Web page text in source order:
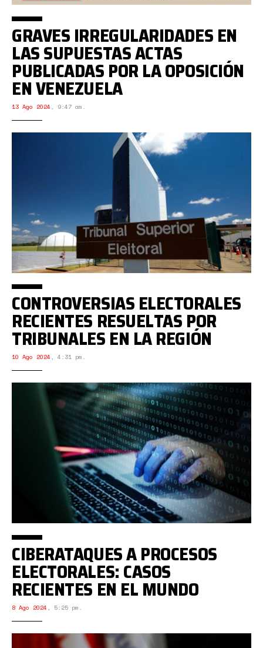
GRAVES IRREGULARIDADES EN
LAS SUPUESTAS ACTAS
PUBLICADAS POR LA OPOSICIÓN
EN VENEZUELA
13 Ago 2024 , 9:47 am.
CONTROVERSIAS ELECTORALES
RECIENTES RESUELTAS POR
TRIBUNALES EN LA REGIÓN
10 Ago 2024 , 4:31 pm.
CIBERATAQUES A PROCESOS
ELECTORALES: CASOS
RECIENTES EN EL MUNDO
8 Ago 2024 , 5:25 pm.